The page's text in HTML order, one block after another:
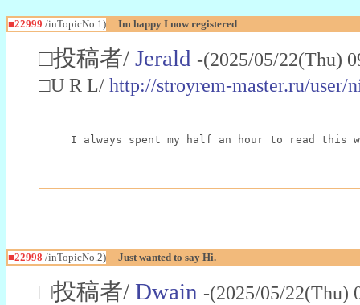
■22999 /inTopicNo.1) Im happy I now registered
□投稿者/ Jerald -(2025/05/22(Thu)
□U R L/ http://stroyrem-master.ru/user/
I always spent my half an hour to read
■22998 /inTopicNo.2) Just wanted to say Hi.
□投稿者/ Dwain -(2025/05/